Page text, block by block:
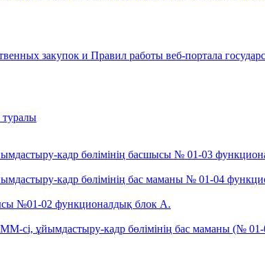
закупок и Правил работы веб-портала
туралы
кадр бөлімінің басшысы № 01-03
кадр бөлімінің бас маманы № 01-04
№01-02 функционалдық блок А.
сі, ұйымдастыру-кадр бөлімінің бас маманы (№